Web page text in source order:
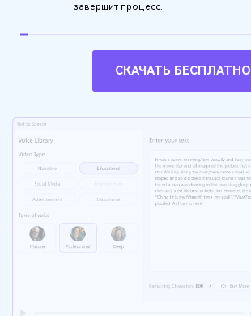
завершит процесс.
СКАЧАТЬ БЕСПЛАТНО